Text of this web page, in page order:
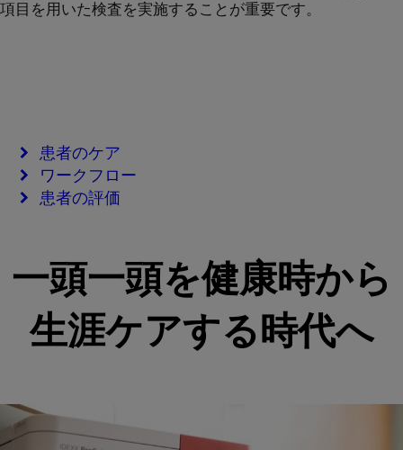
項目を用いた検査を実施することが重要です。
患者のケア
ワークフロー
患者の評価
一頭一頭を健康時から
生涯ケアする時代へ